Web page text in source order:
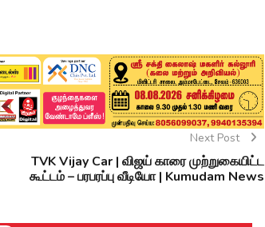
Next Post
TVK Vijay Car | விஜய் காரை முற்றுகையிட்ட
கூட்டம் – பரபரப்பு வீடியோ | Kumudam News